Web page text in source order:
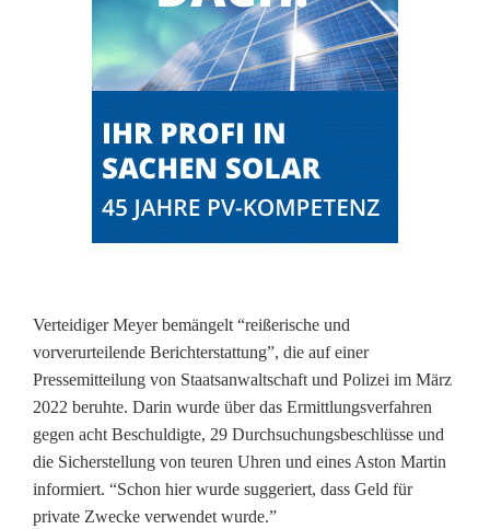
l
e
r
Verteidiger Meyer bemängelt “reißerische und
vorverurteilende Berichterstattung”, die auf einer
Pressemitteilung von Staatsanwaltschaft und Polizei im März
2022 beruhte. Darin wurde über das Ermittlungsverfahren
gegen acht Beschuldigte, 29 Durchsuchungsbeschlüsse und
die Sicherstellung von teuren Uhren und eines Aston Martin
informiert. “Schon hier wurde suggeriert, dass Geld für
private Zwecke verwendet wurde.”